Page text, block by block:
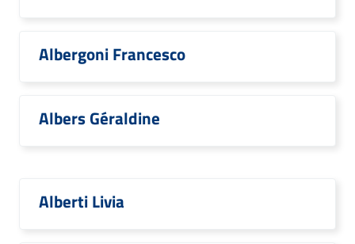
Albergoni Francesco
Albers Géraldine
Alberti Livia